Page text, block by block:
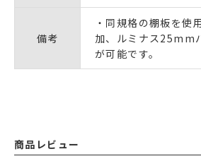
備考
・同規格の棚板を使
加、ルミナス25mm
が可能です。
商品レビュー